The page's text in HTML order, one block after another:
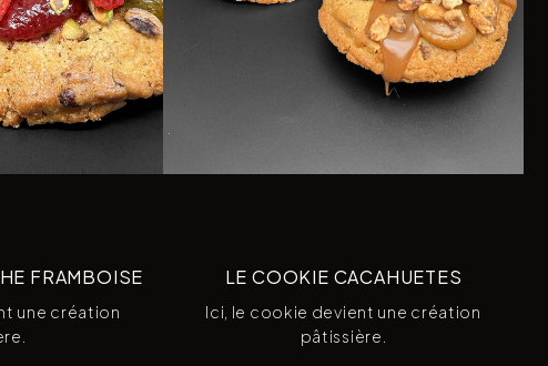
FRAMBOISE
une création
LE COOKIE CACAHUETES
Ici, le cookie devient une création
pâtissière.